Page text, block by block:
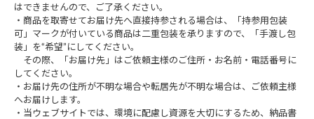
はできませんので、ご了承ください。
・商品を取寄せてお届け先へ直接持参される場合は、「持参用包装
可」マークが付いている商品は二重包装を承りますので、「手渡し包
装」を“希望”にしてください。
その際、「お届け先」はご依頼主様のご住所・お名前・電話番号に
してください。
・お届け先の住所が不明な場合や転居先が不明な場合は、ご依頼主様
へお届けします。
・当ウェブサイトでは、環境に配慮し資源を大切にするため、納品書